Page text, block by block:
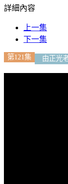
詳細內容
上一集
下一集
第121集 由正光